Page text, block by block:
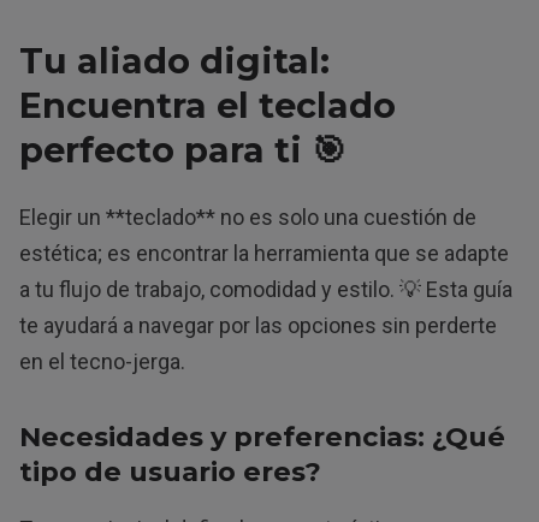
Tu aliado digital:
Encuentra el teclado
perfecto para ti 🎯
Elegir un **teclado** no es solo una cuestión de
estética; es encontrar la herramienta que se adapte
a tu flujo de trabajo, comodidad y estilo. 💡 Esta guía
te ayudará a navegar por las opciones sin perderte
en el tecno-jerga.
Necesidades y preferencias: ¿Qué
tipo de usuario eres?